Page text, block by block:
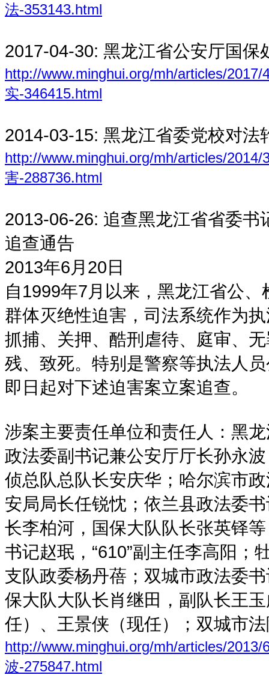
法-353143.html
2017-04-30: 黑龙江省公安厅国保
http://www.minghui.org/mh/articles/
实-346415.html
2014-03-15: 黑龙江省委党校对法
http://www.minghui.org/mh/articles/
害-288736.html
2013-06-26: 追查黑龙江省省委书
追查通告
2013年6月20日
自1999年7月以来，黑龙江省公
群体灭绝性迫害，司法系统作为
抓捕、关押、酷刑虐待、庭审、
残、致死。特别是警察等执法人
即日起对下述迫害案立案追查。
涉案主要责任单位和责任人：黑
政法委副书记兼公安厅厅长孙永
侦总队总队长安庆华；哈尔滨市
安局局长任锐忱；依兰县政法委
长李柏河，国保大队队长张英铎
书记赵珉，“610”副主任李高阳；
支队政委杨丹蓓；双城市政法委
保大队大队长肖继田，副队长王
任）、王景侠（现任）；双城市
http://www.minghui.org/mh/articles/
波-275847.html